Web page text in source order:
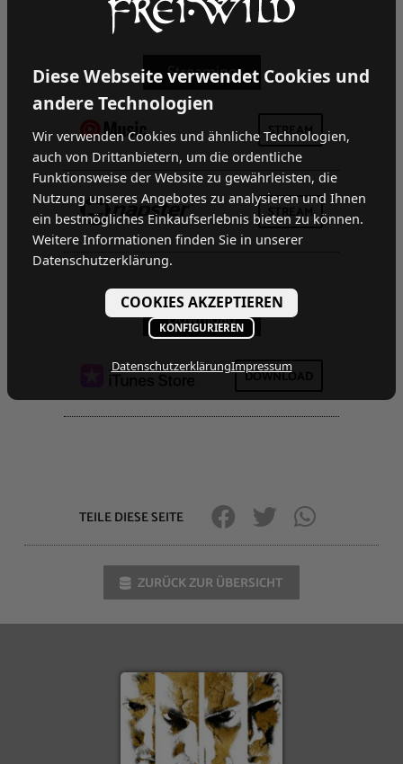
STREAM
STREAM
DOWNLOAD
TEILE DIESE SEITE
ZURÜCK ZUR ÜBERSICHT
Diese Webseite verwendet Cookies und
andere Technologien
Wir verwenden Cookies und ähnliche Technologien,
auch von Drittanbietern, um die ordentliche
Funktionsweise der Website zu gewährleisten, die
Nutzung unseres Angebotes zu analysieren und Ihnen
ein bestmögliches Einkaufserlebnis bieten zu können.
Weitere Informationen finden Sie in unserer
Datenschutzerklärung.
COOKIES AKZEPTIEREN
KONFIGURIEREN
DatenschutzerklärungImpressum